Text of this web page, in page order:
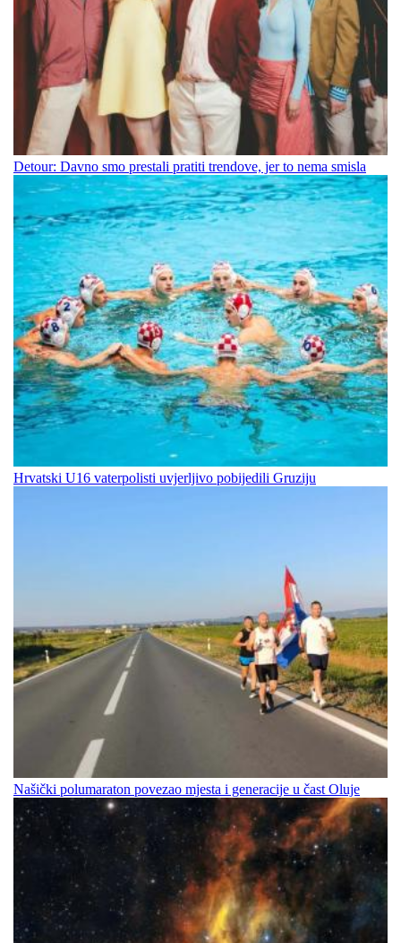
Detour: Davno smo prestali pratiti trendove, jer to nema smisla
Hrvatski U16 vaterpolisti uvjerljivo pobijedili Gruziju
Našički polumaraton povezao mjesta i generacije u čast Oluje